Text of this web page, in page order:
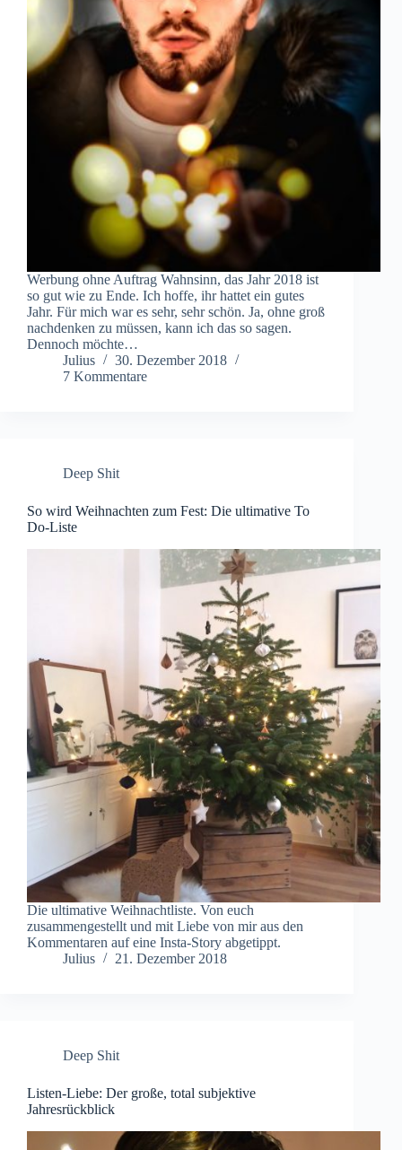
Werbung ohne Auftrag Wahnsinn, das Jahr 2018 ist
so gut wie zu Ende. Ich hoffe, ihr hattet ein gutes
Jahr. Für mich war es sehr, sehr schön. Ja, ohne groß
nachdenken zu müssen, kann ich das so sagen.
Dennoch möchte…
Julius
30. Dezember 2018
7 Kommentare
Deep Shit
So wird Weihnachten zum Fest: Die ultimative To
Do-Liste
Die ultimative Weihnachtliste. Von euch
zusammengestellt und mit Liebe von mir aus den
Kommentaren auf eine Insta-Story abgetippt.
Julius
21. Dezember 2018
Deep Shit
Listen-Liebe: Der große, total subjektive
Jahresrückblick